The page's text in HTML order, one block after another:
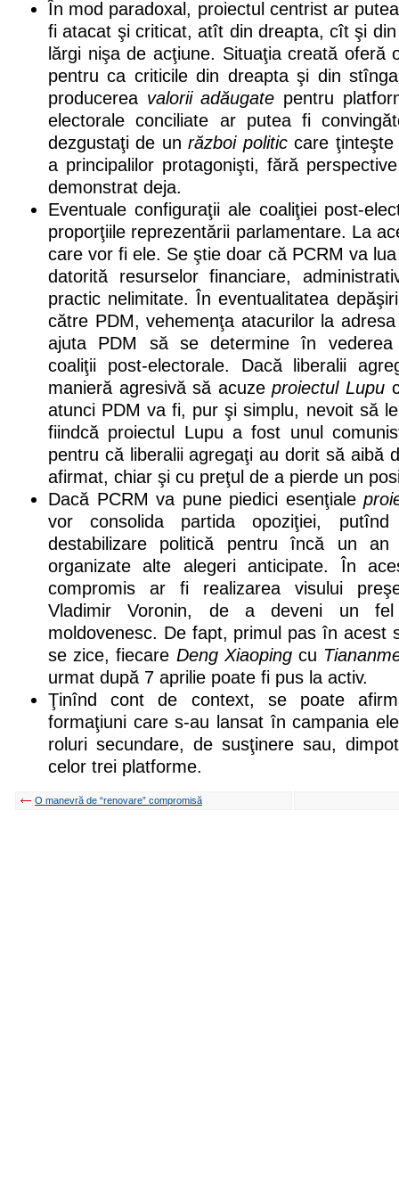
În mod paradoxal, proiectul centrist ar
fi atacat şi criticat, atît din dreapta, cît şi
lărgi nişa de acţiune. Situaţia creată oferă
pentru ca criticile din dreapta şi din
producerea valorii adăugate pentru
electorale conciliate ar putea fi
dezgustaţi de unrăzboi politiccare
a principalilor protagonişti, fără
demonstrat deja.
Eventuale configuraţii ale coaliţiei post-
proporţiile reprezentării parlamentare. La
care vor fi ele. Se ştie doar că PCRM va
datorită resurselor financiare,
practic nelimitate. În eventualitatea
către PDM, vehemenţa atacurilor la
ajuta PDM să se determine în vederea
coaliţii post-electorale. Dacă liberalii
manieră agresivă să acuzeproiectul Lupu
atunci PDM va fi, pur şi simplu, nevoit să
fiindcă proiectul Lupu a fost unul
pentru că liberalii agregaţi au dorit să aibă
afirmat, chiar şi cu preţul de a pierde un
Dacă PCRM va pune piedici esenţiale
vor consolida partida opoziţiei,
destabilizare politică pentru încă un
organizate alte alegeri anticipate. În
compromis ar fi realizarea visului
Vladimir Voronin, de a deveni un
moldovenesc. De fapt, primul pas în acest
se zice, fiecare Deng Xiaopingcu
urmat după 7 aprilie poate fi pus la activ.
Ţinînd cont de context, se poate
formaţiuni care s-au lansat în campania
roluri secundare, de susţinere sau,
celor trei platforme.
O manevră de “renovare” compromisă